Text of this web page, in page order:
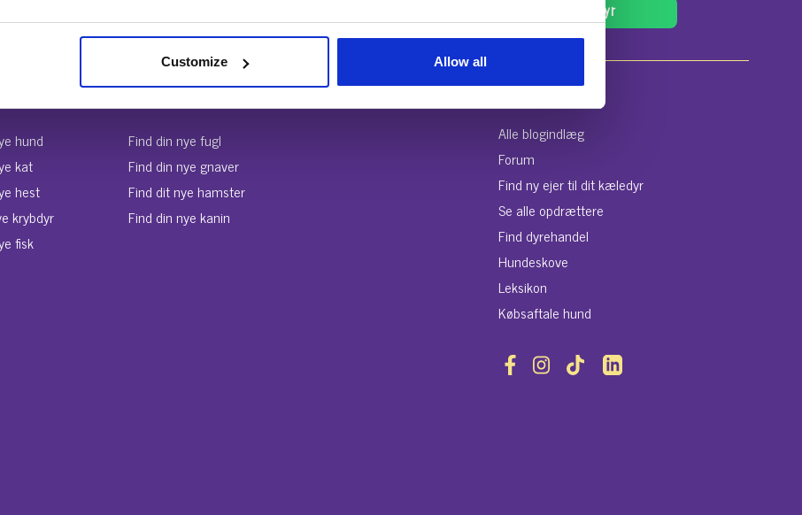
Customize Allow all
sine dyr til salg.
Køb et dyr
hund
kat
hest
krybdyr
fisk
Find din nye fugl
Find din nye gnaver
Find dit nye hamster
Find din nye kanin
Alle blogindlæg
Forum
Find ny ejer til dit kæledyr
Se alle opdrættere
Find dyrehandel
Hundeskove
Leksikon
Købsaftale hund